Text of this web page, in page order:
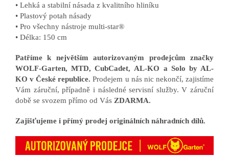
• Lehká a stabilní násada z kvalitního hliníku
• Plastový potah násady
• Pro všechny nástroje multi-star®
• Délka: 150 cm
Patříme k největším autorizovaným prodejcům značky
WOLF-Garten, MTD, CubCadet, AL-KO a Solo by AL-
KO v České republice.Prodejem u nás nic nekončí, zajistíme
Vám záruční, případně i následné servisní služby. V záruční
době se svozem přímo od Vás ZDARMA.
Zajišťujeme i přímý prodej originálních náhradních dílů.